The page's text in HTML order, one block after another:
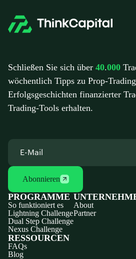
Schließen Sie sich über 40.000
wöchentlich Tipps zu Prop-
Erfolgsgeschichten finanzierter
Trading-Tools erhalten.
Abonnieren
PROGRAMME
So funktioniert es
Lightning Challenge
Dual Step Challenge
Nexus Challenge
About
Partner
RESSOURCEN
FAQs
Blog